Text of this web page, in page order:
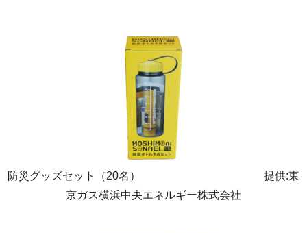
防災グッズセット（20名） 提供:東
京ガス横浜中央エネルギー株式会社